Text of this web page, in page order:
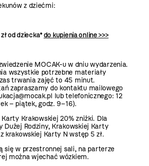
z dziećmi:
od dziecka*do kupienia online >>>
MOCAK-u w dniu wydarzenia.
wszystkie potrzebne materiały
trwania zajęć to 45 minut.
zapraszamy do kontaktu mailowego
lub telefonicznego: 12
– piątek, godz. 9–16).
Krakowskiej 20% zniżki. Dla
Dużej Rodziny, Krakowskiej Karty
krakowskiej Karty N wstęp 5 zł.
się w przestronnej sali, na parterze
można wjechać wózkiem.